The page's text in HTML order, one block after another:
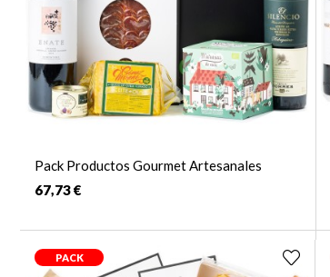
Pack Productos Gourmet Artesanales
67,73 €
PACK